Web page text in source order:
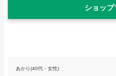
ショップ
あかり(40代・女性)